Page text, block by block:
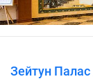
Зейтун